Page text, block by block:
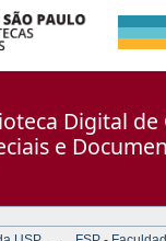
Digital de
e